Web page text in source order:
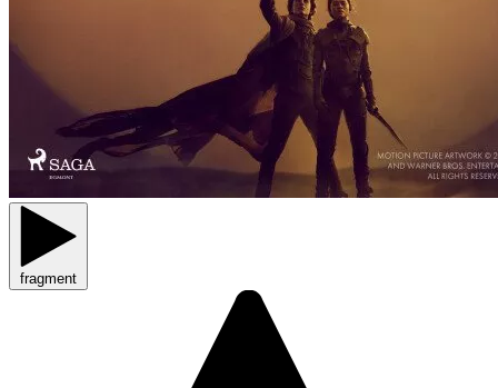
fragment